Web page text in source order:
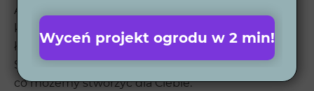
Automatyczne systemy nawadniania, roboty
koszące i oświetlenie sprawiają, że nasze ogrody są
łatwe w utrzymaniu i zachwycają przez długie lata.
Sprawdź naszerealizacje ogrodówi przekonaj się,
co możemy stworzyć dla Ciebie.
Wyceń projekt ogrodu w 2 min!